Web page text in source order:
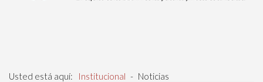
Usted está aquí: Institucional - Noticias